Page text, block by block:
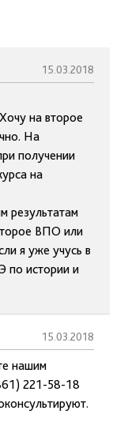
15.03.2018
на второе
На
получении
на
результатам
ВПО или
я уже учусь в
по истории и
15.03.2018
нашим
221-58-18